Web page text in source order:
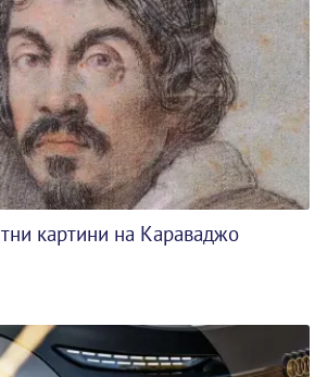
картини на Караваджо